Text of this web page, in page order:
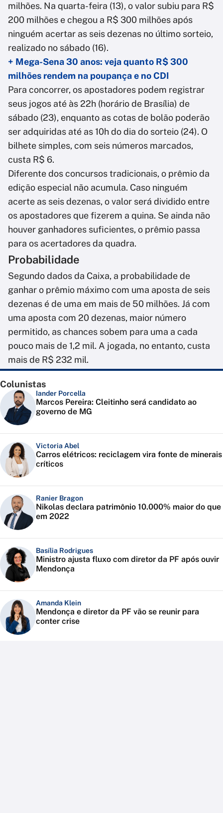
milhões. Na quarta-feira (13), o valor subiu para R$
200 milhões e chegou a R$ 300 milhões após
ninguém acertar as seis dezenas no último sorteio,
realizado no sábado (16).
+ Mega-Sena 30 anos: veja quanto R$ 300
milhões rendem na poupança e no CDI
Para concorrer, os apostadores podem registrar
seus jogos até às 22h (horário de Brasília) de
sábado (23), enquanto as cotas de bolão poderão
ser adquiridas até as 10h do dia do sorteio (24). O
bilhete simples, com seis números marcados,
custa R$ 6.
Diferente dos concursos tradicionais, o prêmio da
edição especial não acumula. Caso ninguém
acerte as seis dezenas, o valor será dividido entre
os apostadores que fizerem a quina. Se ainda não
houver ganhadores suficientes, o prêmio passa
para os acertadores da quadra.
Probabilidade
Segundo dados da Caixa, a probabilidade de
ganhar o prêmio máximo com uma aposta de seis
dezenas é de uma em mais de 50 milhões. Já com
uma aposta com 20 dezenas, maior número
permitido, as chances sobem para uma a cada
pouco mais de 1,2 mil. A jogada, no entanto, custa
mais de R$ 232 mil.
Colunistas
Iander Porcella
Marcos Pereira: Cleitinho será candidato ao
governo de MG
Victoria Abel
Carros elétricos: reciclagem vira fonte de minerais
críticos
Ranier Bragon
Nikolas declara patrimônio 10.000% maior do que
em 2022
Basília Rodrigues
Ministro ajusta fluxo com diretor da PF após ouvir
Mendonça
Amanda Klein
Mendonça e diretor da PF vão se reunir para
conter crise